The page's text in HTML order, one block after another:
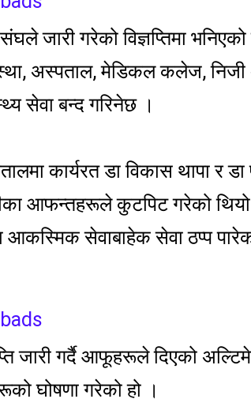
जारी गरेको विज्ञप्तिमा
अस्पताल, मेडिकल कलेज,
सेवा बन्द गरिनेछ ।
कार्यरत डा विकास थापा र
आफन्तहरूले कुटपिट गरेको
सेवाबाहेक सेवा ठप्प
जारी गर्दै आफूहरूले दिएको
घोषणा गरेको हो ।